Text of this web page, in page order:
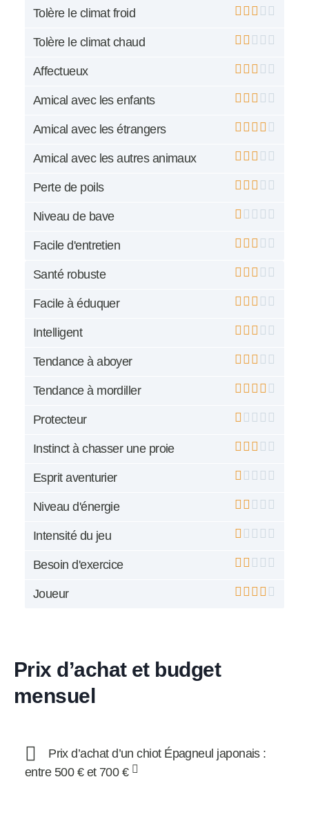
Tolère le climat froid
Tolère le climat chaud
Affectueux
Amical avec les enfants
Amical avec les étrangers
Amical avec les autres animaux
Perte de poils
Niveau de bave
Facile d'entretien
Santé robuste
Facile à éduquer
Intelligent
Tendance à aboyer
Tendance à mordiller
Protecteur
Instinct à chasser une proie
Esprit aventurier
Niveau d'énergie
Intensité du jeu
Besoin d'exercice
Joueur
Prix d’achat et budget
mensuel
Prix d’achat d’un chiot Épagneul japonais :
entre 500 € et 700 €